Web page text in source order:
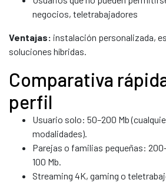
negocios, teletrabajadores
Ventajas: instalación personalizada,
soluciones híbridas.
Comparativa
perfil
Usuario solo: 50–200 Mb
modalidades).
Parejas o familias pequeñas:
100 Mb.
Streaming 4K, gaming o